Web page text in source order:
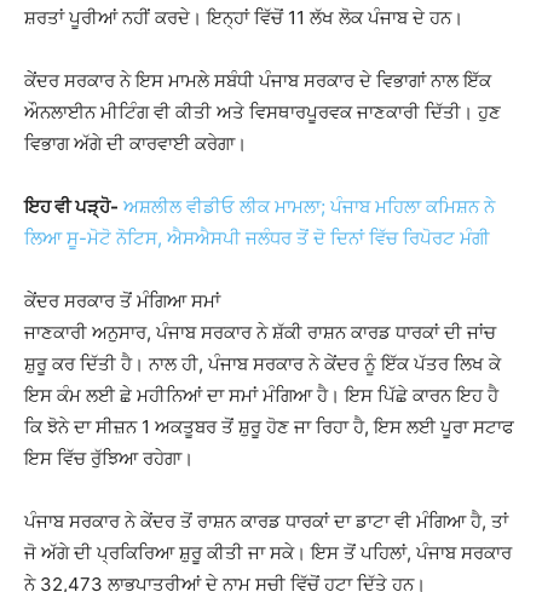
ਸ਼ਰਤਾਂ ਪੂਰੀਆਂ ਨਹੀਂ ਕਰਦੇ। ਇਨ੍ਹਾਂ ਵਿੱਚੋਂ 11 ਲੱਖ ਲੋਕ ਪੰਜਾਬ ਦੇ ਹਨ।
ਕੇਂਦਰ ਸਰਕਾਰ ਨੇ ਇਸ ਮਾਮਲੇ ਸਬੰਧੀ ਪੰਜਾਬ ਸਰਕਾਰ ਦੇ ਵਿਭਾਗਾਂ ਨਾਲ ਇੱਕ
ਔਨਲਾਈਨ ਮੀਟਿੰਗ ਵੀ ਕੀਤੀ ਅਤੇ ਵਿਸਥਾਰਪੂਰਵਕ ਜਾਣਕਾਰੀ ਦਿੱਤੀ। ਹੁਣ
ਵਿਭਾਗ ਅੱਗੇ ਦੀ ਕਾਰਵਾਈ ਕਰੇਗਾ।
ਇਹ ਵੀ ਪੜ੍ਹੋ- ਅਸ਼ਲੀਲ ਵੀਡੀਓ ਲੀਕ ਮਾਮਲਾ; ਪੰਜਾਬ ਮਹਿਲਾ ਕਮਿਸ਼ਨ ਨੇ
ਲਿਆ ਸੂ-ਮੋਟੋ ਨੋਟਿਸ, ਐਸਐਸਪੀ ਜਲੰਧਰ ਤੋਂ ਦੋ ਦਿਨਾਂ ਵਿੱਚ ਰਿਪੋਰਟ ਮੰਗੀ
ਕੇਂਦਰ ਸਰਕਾਰ ਤੋਂ ਮੰਗਿਆ ਸਮਾਂ
ਜਾਣਕਾਰੀ ਅਨੁਸਾਰ, ਪੰਜਾਬ ਸਰਕਾਰ ਨੇ ਸ਼ੱਕੀ ਰਾਸ਼ਨ ਕਾਰਡ ਧਾਰਕਾਂ ਦੀ ਜਾਂਚ
ਸ਼ੁਰੂ ਕਰ ਦਿੱਤੀ ਹੈ। ਨਾਲ ਹੀ, ਪੰਜਾਬ ਸਰਕਾਰ ਨੇ ਕੇਂਦਰ ਨੂੰ ਇੱਕ ਪੱਤਰ ਲਿਖ ਕੇ
ਇਸ ਕੰਮ ਲਈ ਛੇ ਮਹੀਨਿਆਂ ਦਾ ਸਮਾਂ ਮੰਗਿਆ ਹੈ। ਇਸ ਪਿੱਛੇ ਕਾਰਨ ਇਹ ਹੈ
ਕਿ ਝੋਨੇ ਦਾ ਸੀਜ਼ਨ 1 ਅਕਤੂਬਰ ਤੋਂ ਸ਼ੁਰੂ ਹੋਣ ਜਾ ਰਿਹਾ ਹੈ, ਇਸ ਲਈ ਪੂਰਾ ਸਟਾਫ
ਇਸ ਵਿੱਚ ਰੁੱਝਿਆ ਰਹੇਗਾ।
ਪੰਜਾਬ ਸਰਕਾਰ ਨੇ ਕੇਂਦਰ ਤੋਂ ਰਾਸ਼ਨ ਕਾਰਡ ਧਾਰਕਾਂ ਦਾ ਡਾਟਾ ਵੀ ਮੰਗਿਆ ਹੈ, ਤਾਂ
ਜੋ ਅੱਗੇ ਦੀ ਪ੍ਰਕਿਰਿਆ ਸ਼ੁਰੂ ਕੀਤੀ ਜਾ ਸਕੇ। ਇਸ ਤੋਂ ਪਹਿਲਾਂ, ਪੰਜਾਬ ਸਰਕਾਰ
ਨੇ 32,473 ਲਾਭਪਾਤਰੀਆਂ ਦੇ ਨਾਮ ਸੂਚੀ ਵਿੱਚੋਂ ਹਟਾ ਦਿੱਤੇ ਹਨ।